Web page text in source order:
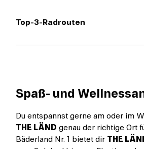
Top-3-Radrouten
Spaß- und
Du entspannst gerne am oder im
THE LÄND genau der richtige Ort
Bäderland Nr. 1 bietet dir THE